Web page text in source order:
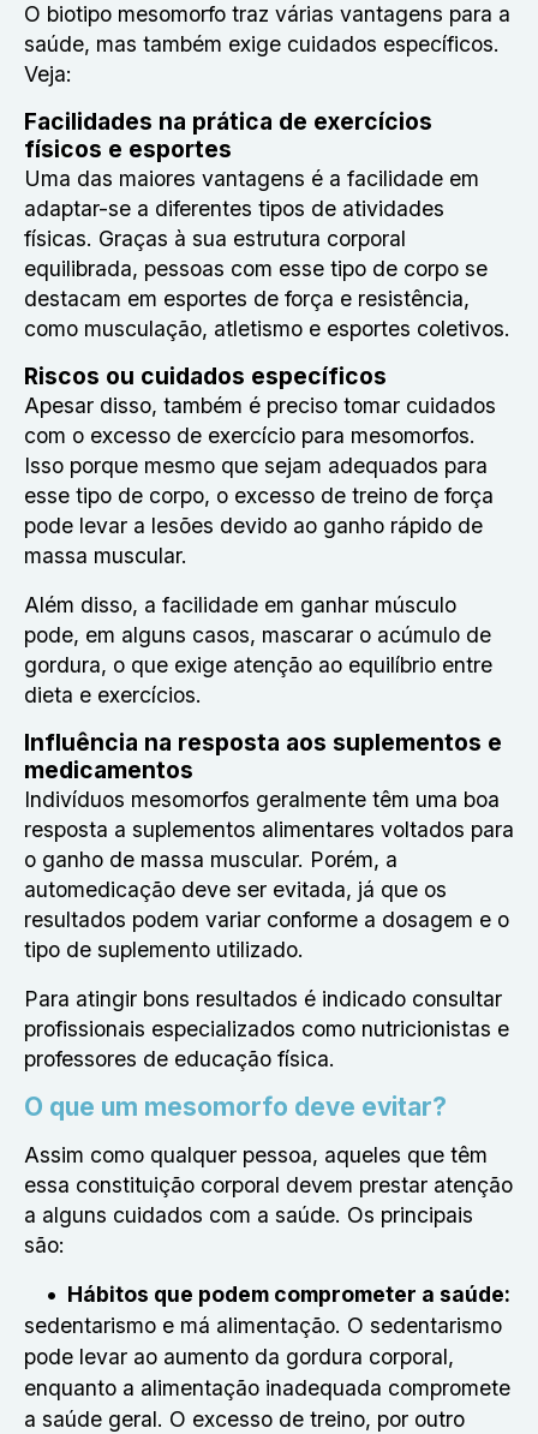
O biotipo mesomorfo traz várias vantagens para a
saúde, mas também exige cuidados específicos.
Veja:
Facilidades na prática de exercícios
físicos e esportes
Uma das maiores vantagens é a facilidade em
adaptar-se a diferentes tipos de atividades
físicas. Graças à sua estrutura corporal
equilibrada, pessoas com esse tipo de corpo se
destacam em esportes de força e resistência,
como musculação, atletismo e esportes coletivos.
Riscos ou cuidados específicos
Apesar disso, também é preciso tomar cuidados
com o excesso de exercício para mesomorfos.
Isso porque mesmo que sejam adequados para
esse tipo de corpo, o excesso de treino de força
pode levar a lesões devido ao ganho rápido de
massa muscular.
Além disso, a facilidade em ganhar músculo
pode, em alguns casos, mascarar o acúmulo de
gordura, o que exige atenção ao equilíbrio entre
dieta e exercícios.
Influência na resposta aos suplementos e
medicamentos
Indivíduos mesomorfos geralmente têm uma boa
resposta a suplementos alimentares voltados para
o ganho de massa muscular. Porém, a
automedicação deve ser evitada, já que os
resultados podem variar conforme a dosagem e o
tipo de suplemento utilizado.
Para atingir bons resultados é indicado consultar
profissionais especializados como nutricionistas e
professores de educação física.
O que um mesomorfo deve evitar?
Assim como qualquer pessoa, aqueles que têm
essa constituição corporal devem prestar atenção
a alguns cuidados com a saúde. Os principais
são:
Hábitos que podem comprometer a saúde:
sedentarismo e má alimentação. O sedentarismo
pode levar ao aumento da gordura corporal,
enquanto a alimentação inadequada compromete
a saúde geral. O excesso de treino, por outro